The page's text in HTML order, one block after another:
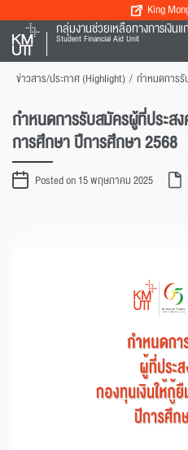
King
กลุ่มงานช่วยเหลือทางการเงิน
Student Financial Aid Unit
ข่าวสาร/ประกาศ (Highlight) /
กำหนดการรับสมัครผู้ที่ประส
การศึกษา ปีการศึกษา 2568
Posted on 15 พฤษภาคม 2025